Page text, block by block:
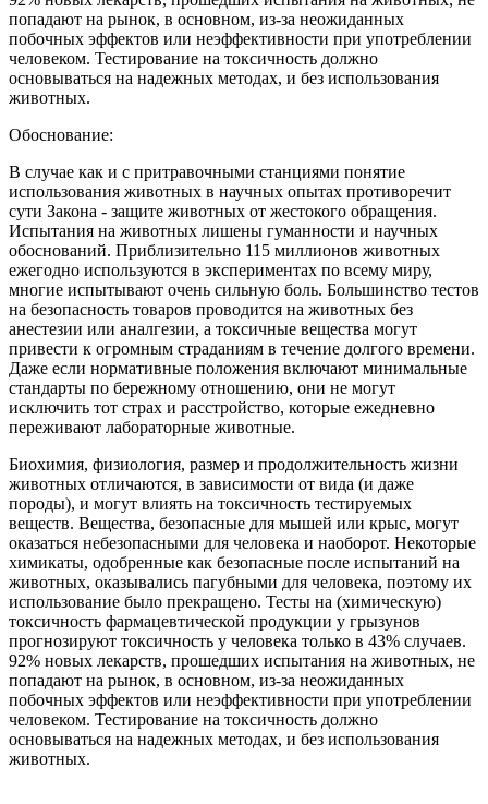
попадают на рынок, в основном, из-за неожиданных
побочных эффектов или неэффективности при употреблении
человеком. Тестирование на токсичность должно
основываться на надежных методах, и без использования
животных.
Обоснование:
В случае как и с притравочными станциями понятие
использования животных в научных опытах противоречит
сути Закона - защите животных от жестокого обращения.
Испытания на животных лишены гуманности и научных
обоснований. Приблизительно 115 миллионов животных
ежегодно используются в экспериментах по всему миру,
многие испытывают очень сильную боль. Большинство тестов
на безопасность товаров проводится на животных без
анестезии или аналгезии, а токсичные вещества могут
привести к огромным страданиям в течение долгого времени.
Даже если нормативные положения включают минимальные
стандарты по бережному отношению, они не могут
исключить тот страх и расстройство, которые ежедневно
переживают лабораторные животные.
Биохимия, физиология, размер и продолжительность жизни
животных отличаются, в зависимости от вида (и даже
породы), и могут влиять на токсичность тестируемых
веществ. Вещества, безопасные для мышей или крыс, могут
оказаться небезопасными для человека и наоборот. Некоторые
химикаты, одобренные как безопасные после испытаний на
животных, оказывались пагубными для человека, поэтому их
использование было прекращено. Тесты на (химическую)
токсичность фармацевтической продукции у грызунов
прогнозируют токсичность у человека только в 43% случаев.
92% новых лекарств, прошедших испытания на животных, не
попадают на рынок, в основном, из-за неожиданных
побочных эффектов или неэффективности при употреблении
человеком. Тестирование на токсичность должно
основываться на надежных методах, и без использования
животных.